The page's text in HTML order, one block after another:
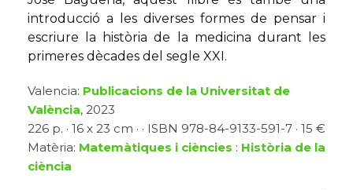
introducció a les diverses formes de pensar i
escriure la història de la medicina durant les
primeres dècades del segle XXI.
Valencia: Publicacions de la Universitat de
València, 2023
226 p. · 16 x 23 cm · · ISBN 978-84-9133-591-7 · 15 €
Matèria: Matemàtiques i ciències : Història de la
ciència